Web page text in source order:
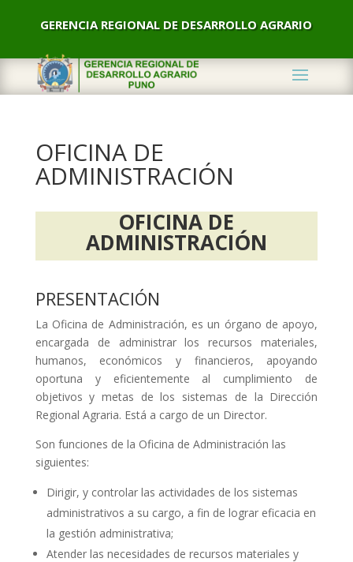
GERENCIA REGIONAL DE DESARROLLO AGRARIO
OFICINA DE
ADMINISTRACIÓN
OFICINA DE
ADMINISTRACIÓN
PRESENTACIÓN
La Oficina de Administración, es un órgano de apoyo,
encargada de administrar los recursos materiales,
humanos, económicos y financieros, apoyando
oportuna y eficientemente al cumplimiento de
objetivos y metas de los sistemas de la Dirección
Regional Agraria. Está a cargo de un Director.
Son funciones de la Oficina de Administración las
siguientes:
Dirigir, y controlar las actividades de los sistemas
administrativos a su cargo, a fin de lograr eficacia en
la gestión administrativa;
Atender las necesidades de recursos materiales y